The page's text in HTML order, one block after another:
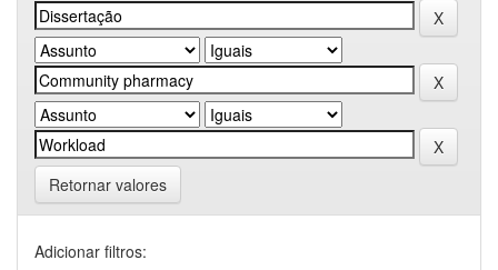
Retornar valores
Adicionar filtros: